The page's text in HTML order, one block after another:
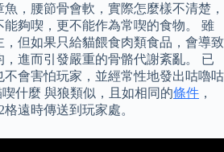
，腰節骨會軟，實際怎麼樣不清楚，
夠喫，更不能作為常喫的食物。 雖
但如果只給貓餵食肉類食品，會導致
進而引發嚴重的骨骼代謝紊亂。 已
會害怕玩家，並經常性地發出咕嚕咕
什麼 與狼類似，且如相同的條件 ，
遠時傳送到玩家處。